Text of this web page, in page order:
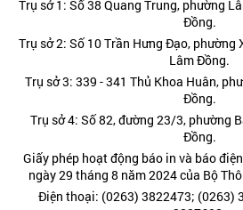
Trụ sở 1: Số 38 Quang Trung, phường
Đồng.
Trụ sở 2: Số 10 Trần Hưng Đạo, phường
Lâm Đồng.
Trụ sở 3: 339 - 341 Thủ Khoa Huân,
Đồng.
Trụ sở 4: Số 82, đường 23/3, phường
Đồng.
Giấy phép hoạt động báo in và báo
ngày 29 tháng 8 năm 2024 của Bộ
Điện thoại: (0263) 3822473; (0263)